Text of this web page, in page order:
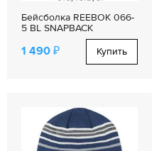
Бейсболка REEBOK 066-
5 BL SNAPBACK
1 490 ₽ Купить